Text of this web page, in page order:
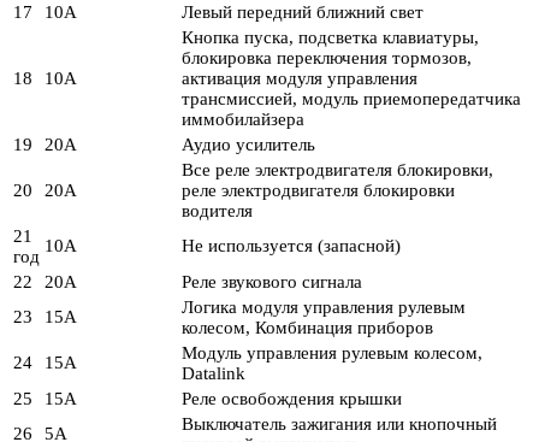
17
10А Левый передний ближний свет
18 10А
Кнопка пуска, подсветка клавиатуры,
блокировка переключения тормозов,
активация модуля управления
трансмиссией, модуль приемопередатчика
иммобилайзера
19
20А Аудио усилитель
20 20А
Все реле электродвигателя блокировки,
реле электродвигателя блокировки
водителя
21
год
10А
Не используется (запасной)
22
20А
Реле звукового сигнала
23
15А
Логика модуля управления рулевым
колесом, Комбинация приборов
24
15А
Модуль управления рулевым колесом,
Datalink
25
15А
Реле освобождения крышки
26
5А
Выключатель зажигания или кнопочный